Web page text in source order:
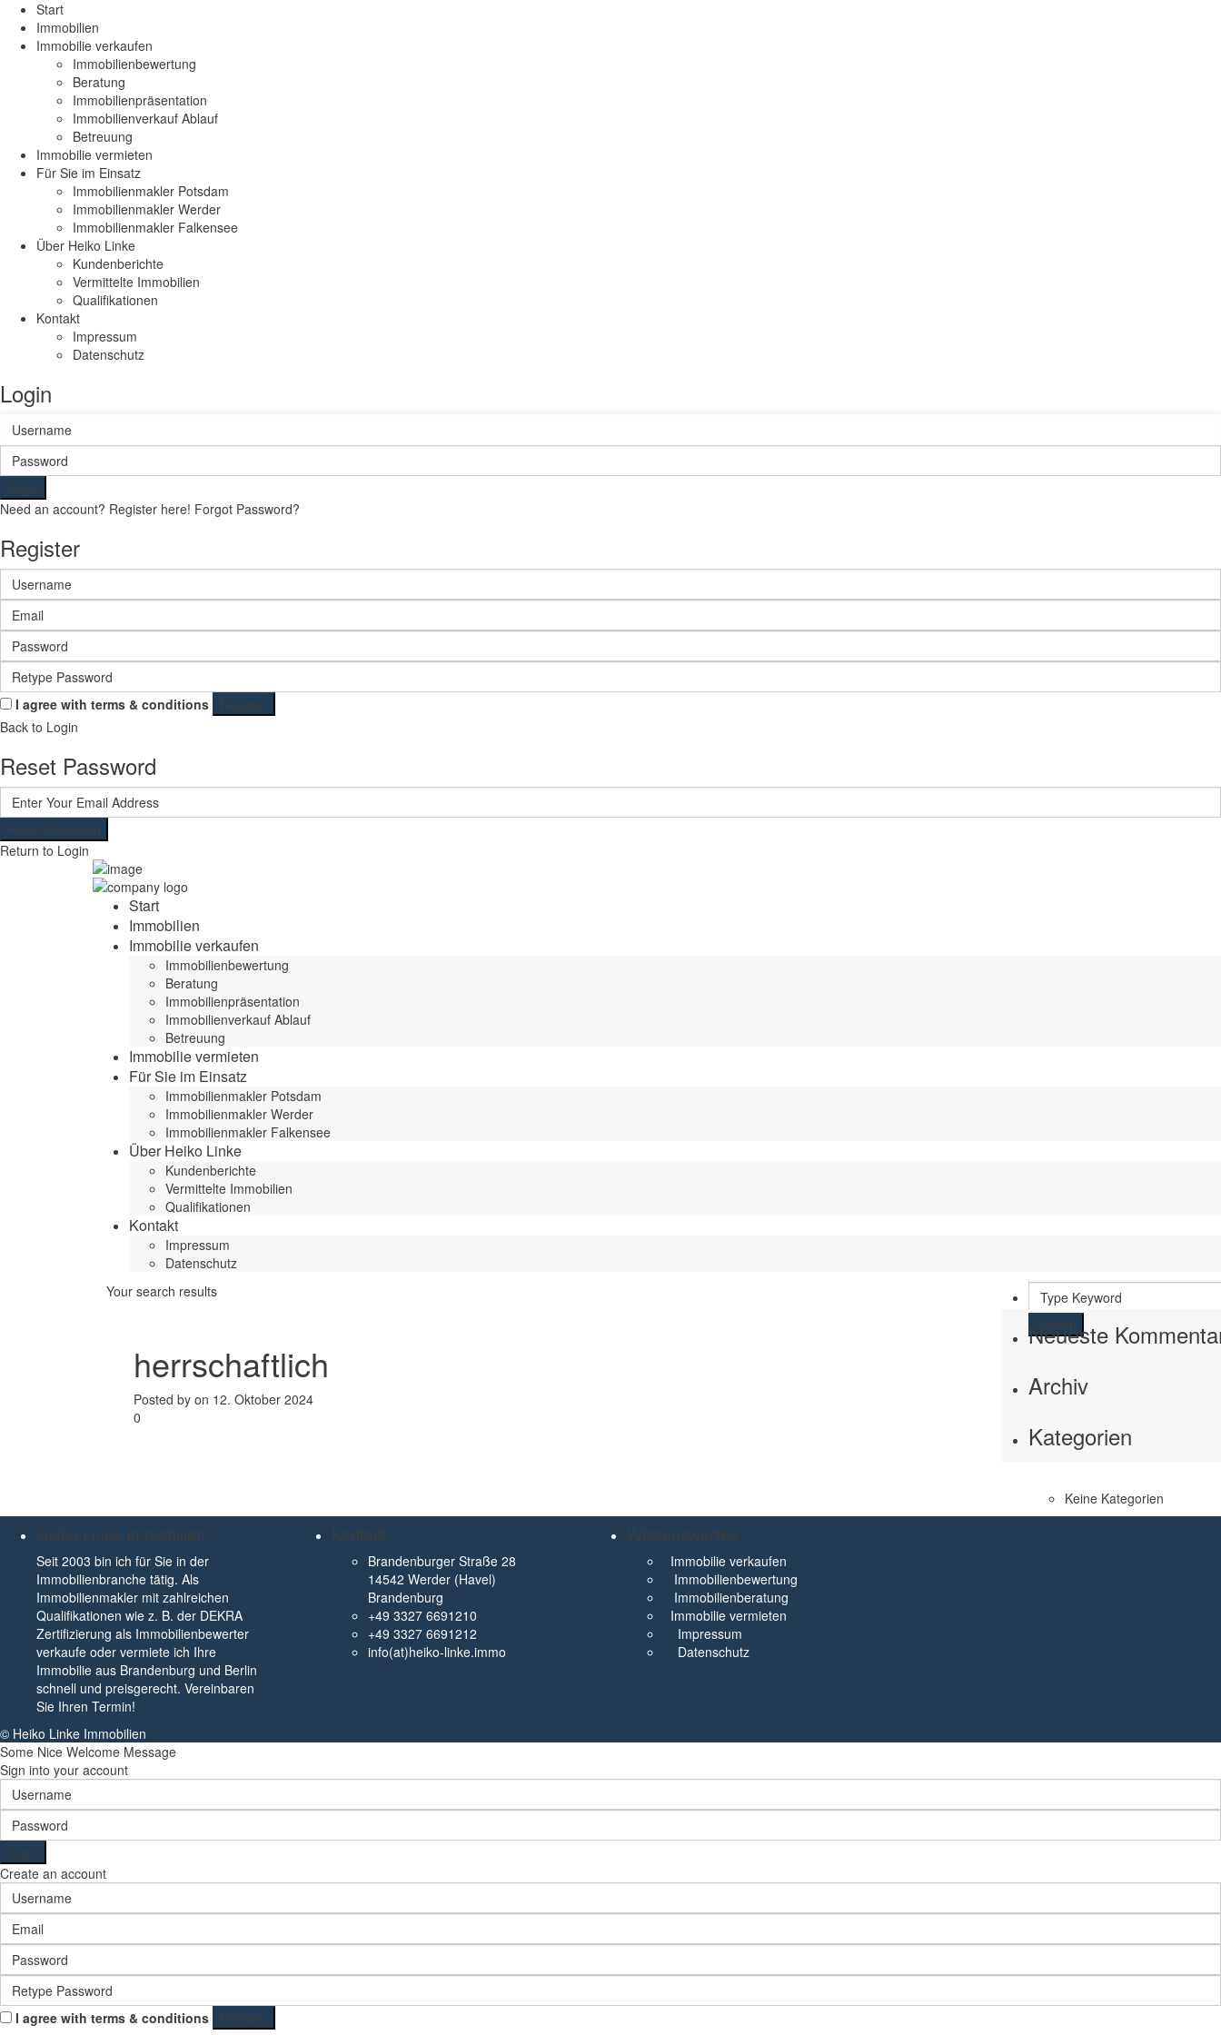
Start
Immobilien
Immobilie verkaufen
Immobilienbewertung
Beratung
Immobilienpräsentation
Immobilienverkauf Ablauf
Betreuung
Immobilie vermieten
Für Sie im Einsatz
Immobilienmakler Potsdam
Immobilienmakler Werder
Immobilienmakler Falkensee
Über Heiko Linke
Kundenberichte
Vermittelte Immobilien
Qualifikationen
Kontakt
Impressum
Datenschutz
Login
Login
Need an account? Register here! Forgot Password?
Register
I agree with terms & conditions
Register
Back to Login
Reset Password
Reset Password
Return to Login
Start
Immobilien
Immobilie verkaufen
Immobilienbewertung
Beratung
Immobilienpräsentation
Immobilienverkauf Ablauf
Betreuung
Immobilie vermieten
Für Sie im Einsatz
Immobilienmakler Potsdam
Immobilienmakler Werder
Immobilienmakler Falkensee
Über Heiko Linke
Kundenberichte
Vermittelte Immobilien
Qualifikationen
Kontakt
Impressum
Datenschutz
Your search results
herrschaftlich
Posted by on 12. Oktober 2024
0
Search
Neueste
Archiv
Kategorien
Keine Kategorien
Heiko Linke Immobilien
Seit 2003 bin ich für Sie in der
Immobilienbranche tätig. Als
Immobilienmakler mit zahlreichen
Qualifikationen wie z. B. der DEKRA
Zertifizierung als Immobilienbewerter
verkaufe oder vermiete ich Ihre
Immobilie aus Brandenburg und Berlin
schnell und preisgerecht. Vereinbaren
Sie Ihren Termin!
Kontakt
Brandenburger Straße 28
14542 Werder (Havel)
Brandenburg
+49 3327 6691210
+49 3327 6691212
info(at)heiko-linke.immo
Wissenswertes
Immobilie verkaufen
Immobilienbewertung
Immobilienberatung
Immobilie vermieten
Impressum
Datenschutz
© Heiko Linke Immobilien
Some Nice Welcome Message
Sign into your account
Login
Create an account
I agree with terms & conditions
Register